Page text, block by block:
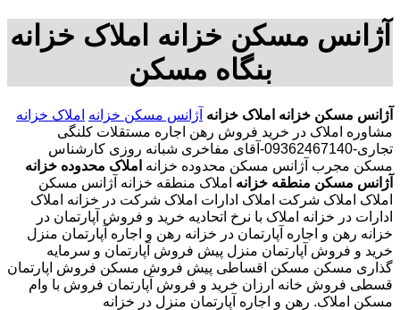
آژانس مسکن خزانه املاک خزانه
بنگاه مسکن
آژانس مسکن خزانه املاک خزانه آژانس مسکن خزانه املاک خزانه
مشاوره املاک در خرید فروش رهن اجاره مستقلات کلنگی
تجاری-09362467140-آقای مفاخری شبانه روزی کارشناس
مسکن مجرب آژانس مسکن محدوده خزانه املاک محدوده خزانه
آژانس مسکن منطقه خزانه املاک منطقه خزانه آژانس مسکن
املاک املاک شرکت املاک ادارات املاک شرکت در خزانه املاک
ادارات در خزانه املاک با نرخ اتحادیه خرید و فروش آپارتمان در
خزانه رهن و اجاره آپارتمان در خزانه رهن و اجاره آپارتمان منزل
خرید و فروش آپارتمان منزل پیش فروش آپارتمان و سرمایه
گذاری مسکن مسکن اقساطی پیش فروش مسکن فروش اپارتمان
قسطی فروش خانه ارزان خرید و فروش آپارتمان فروش با وام
مسکن املاک. رهن و اجاره آپارتمان منزل در خزانه